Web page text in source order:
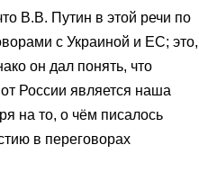
В.В. Путин в этой речи по
с Украиной и ЕС; это,
он дал понять, что
России является наша
на то, о чём писалось
в переговорах